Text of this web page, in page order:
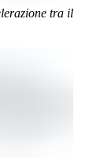
tra il